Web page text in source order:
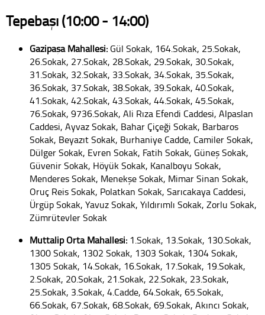
Tepebaşı (10:00 - 14:00)
Gazipaşa Mahallesi: Gül Sokak, 164.Sokak, 25.Sokak,
26.Sokak, 27.Sokak, 28.Sokak, 29.Sokak, 30.Sokak,
31.Sokak, 32.Sokak, 33.Sokak, 34.Sokak, 35.Sokak,
36.Sokak, 37.Sokak, 38.Sokak, 39.Sokak, 40.Sokak,
41.Sokak, 42.Sokak, 43.Sokak, 44.Sokak, 45.Sokak,
76.Sokak, 9736.Sokak, Ali Rıza Efendi Caddesi, Alpaslan
Caddesi, Ayvaz Sokak, Bahar Çiçeği Sokak, Barbaros
Sokak, Beyazıt Sokak, Burhaniye Cadde, Camiler Sokak,
Dülger Sokak, Evren Sokak, Fatih Sokak, Güneş Sokak,
Güvenir Sokak, Höyük Sokak, Kanalboyu Sokak,
Menderes Sokak, Menekşe Sokak, Mimar Sinan Sokak,
Oruç Reis Sokak, Polatkan Sokak, Sarıcakaya Caddesi,
Ürgüp Sokak, Yavuz Sokak, Yıldırımlı Sokak, Zorlu Sokak,
Zümrütevler Sokak
Muttalip Orta Mahallesi: 1.Sokak, 13.Sokak, 130.Sokak,
1300 Sokak, 1302 Sokak, 1303 Sokak, 1304 Sokak,
1305 Sokak, 14.Sokak, 16.Sokak, 17.Sokak, 19.Sokak,
2.Sokak, 20.Sokak, 21.Sokak, 22.Sokak, 23.Sokak,
25.Sokak, 3.Sokak, 4.Cadde, 64.Sokak, 65.Sokak,
66.Sokak, 67.Sokak, 68.Sokak, 69.Sokak, Akıncı Sokak,